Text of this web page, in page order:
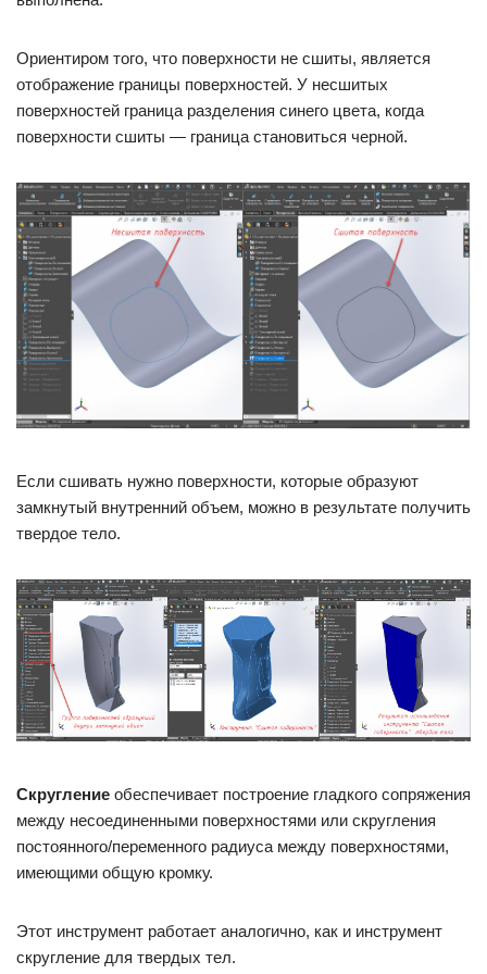
Ориентиром того, что поверхности не сшиты, является
отображение границы поверхностей. У несшитых
поверхностей граница разделения синего цвета, когда
поверхности сшиты — граница становиться черной.
Если сшивать нужно поверхности, которые образуют
замкнутый внутренний объем, можно в результате получить
твердое тело.
Скругление обеспечивает построение гладкого сопряжения
между несоединенными поверхностями или скругления
постоянного/переменного радиуса между поверхностями,
имеющими общую кромку.
Этот инструмент работает аналогично, как и инструмент
скругление для твердых тел.